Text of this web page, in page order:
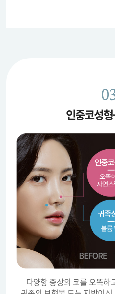
인중코성
다양항 증상의 코를 오똑하